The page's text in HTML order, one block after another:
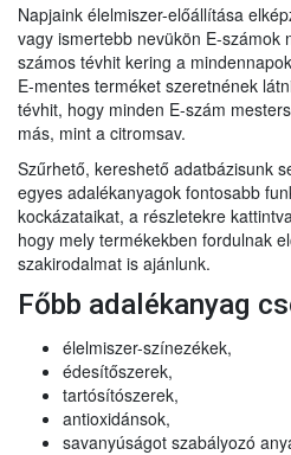
Napjaink élelmiszer-előállítása
vagy ismertebb nevükön E-számok
számos tévhit kering a
E-mentes terméket szeretnének
tévhit, hogy minden E-szám
más, mint a citromsav.
Szűrhető, kereshető adatbázisunk
egyes adalékanyagok fontosabb
kockázataikat, a részletekre
hogy mely termékekben fordulnak
szakirodalmat is ajánlunk.
Főbb adalékanyag
élelmiszer-színezékek,
édesítőszerek,
tartósítószerek,
antioxidánsok,
savanyúságot szabályozó